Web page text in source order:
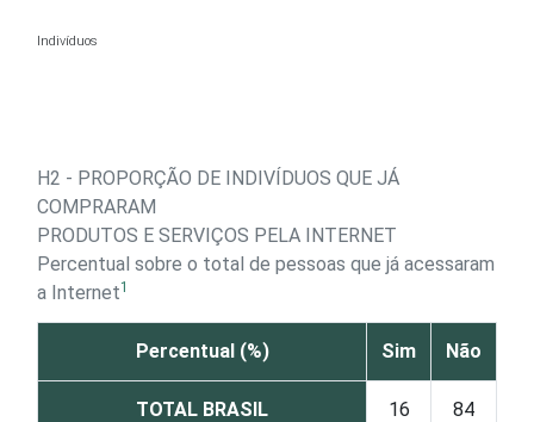
Indivíduos
H2 - PROPORÇÃO DE INDIVÍDUOS QUE JÁ
COMPRARAM
PRODUTOS E SERVIÇOS PELA INTERNET
Percentual sobre o total de pessoas que já acessaram
a Internet1
Percentual (%) Sim Não
TOTAL BRASIL 16 84